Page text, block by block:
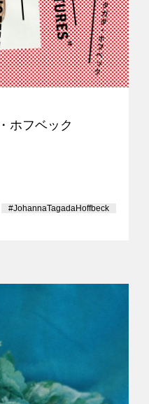
ホフベック
#JohannaTagadaHoffbeck